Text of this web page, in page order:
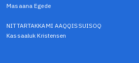
Masaana Egede
NITTARTAKKAMI AAQQISSUISOQ
Kassaaluk Kristensen